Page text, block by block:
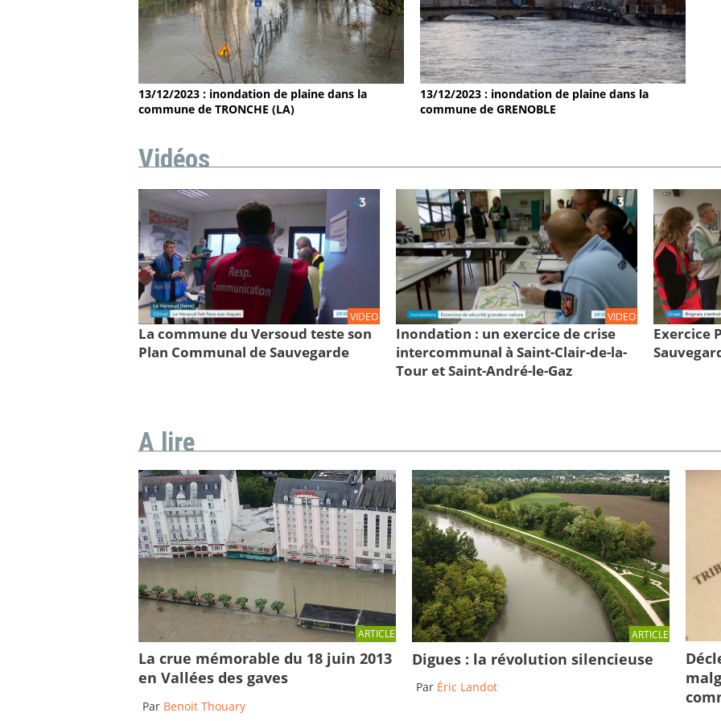
13/12/2023 : inondation de plaine dans la
commune de TRONCHE (LA)
13/12/2023 : inondation de plaine dans la
commune de GRENOBLE
Vidéos
VIDEO
La commune du Versoud teste son
Plan Communal de Sauvegarde
VIDEO
Inondation : un exercice de crise
intercommunal à Saint-Clair-de-la-
Tour et Saint-André-le-Gaz
Exercice
A lire
ARTICLE
La crue mémorable du 18 juin 2013
en Vallées des gaves
Par Benoit Thouary
ARTICLE
Digues : la révolution silencieuse
Par Éric Landot